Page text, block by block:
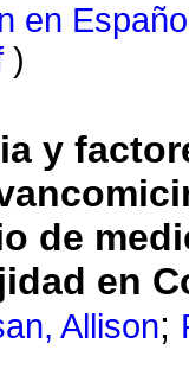
en
)
y
de
en
Allison;